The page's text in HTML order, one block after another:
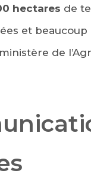
hectares de
et
de